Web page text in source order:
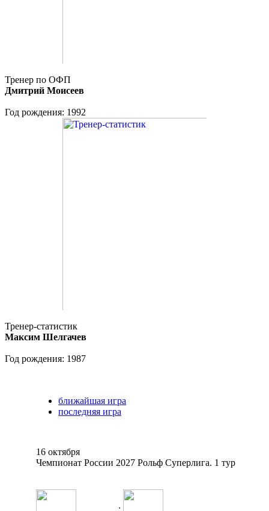
Тренер по ОФП
Дмитрий Моисеев
Год рождения: 1992
Тренер-статистик
Максим Шелгачев
Год рождения: 1987
ближайшая игра
последняя игра
16 октября
Чемпионат России 2027 Рольф Суперлига. 1 тур
: